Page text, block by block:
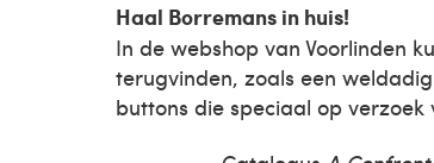
Haal Borremans in huis!
In de webshop van Voorlinden
terugvinden, zoals een
buttons die speciaal op